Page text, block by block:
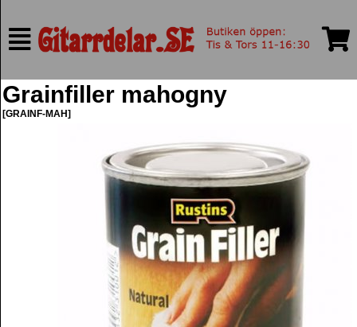
Grainfiller mahogny
[GRAINF-MAH]